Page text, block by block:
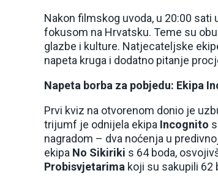
Nakon filmskog uvoda, u 20:00
fokusom na Hrvatsku. Teme su
glazbe i kulture. Natjecateljske
napeta kruga i dodatno pitanje
Napeta borba za pobjedu: Ekipa
Prvi kviz na otvorenom donio je
trijumf je odnijela ekipa Incognito
nagradom – dva noćenja u
ekipa No Sikiriki s 64 boda,
Probisvjetarima koji su sakupili 62